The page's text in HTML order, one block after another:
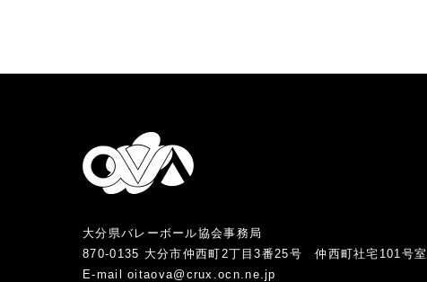
大分県バレーボール協会事務局
870-0135 大分市仲西町2丁目3番25号 仲西町社宅101号室
E-mail oitaova@crux.ocn.ne.jp